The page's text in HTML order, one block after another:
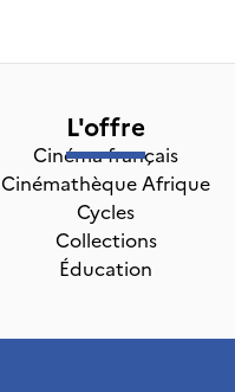
L'offre
Cinéma français
Cinémathèque Afrique
Cycles
Collections
Éducation